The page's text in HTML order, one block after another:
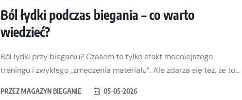
Ból łydki podczas biegania – co warto
wiedzieć?
Ból łydki przy bieganiu? Czasem to tylko efekt mocniejszego
treningu i zwykłego „zmęczenia materiału”. Ale zdarza się też, że to...
PRZEZMAGAZYN BIEGANIE 05-05-2026